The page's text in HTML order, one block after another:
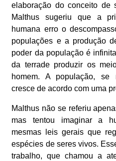
elaboração do conceito de
Malthus sugeriu que a
humana erro o
populações e a produção
poder da população é
da terrade produzir os
homem. A população, se
cresce de acordo com uma
Malthus não se referiu
mas tentou imaginar a
mesmas leis gerais que
espécies de seres vivos.
trabalho, que chamou a